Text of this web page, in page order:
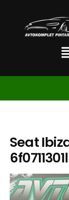
Seat
6f0711301l